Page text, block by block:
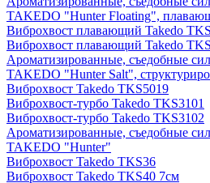
TAKEDO "Hunter Floating",
Виброхвост плавающий Takedo
Виброхвост плавающий Takedo
Ароматизированные, съедобные
TAKEDO "Hunter Salt",
Виброхвост Takedo TKS5019
Виброхвост-турбо Takedo TKS3101
Виброхвост-турбо Takedo TKS3102
Ароматизированные, съедобные
TAKEDO "Hunter"
Виброхвост Takedo TKS36
Виброхвост Takedo TKS40 7см